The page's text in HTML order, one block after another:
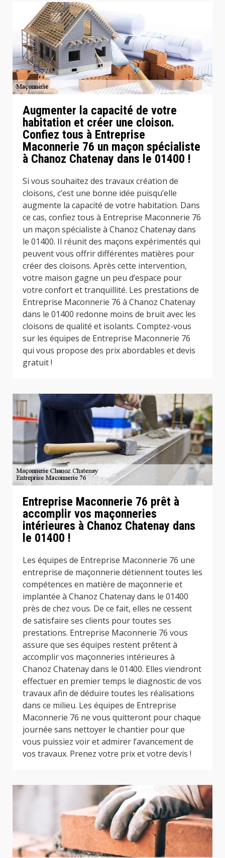
Augmenter la capacité de votre
habitation et créer une cloison.
Confiez tous à Entreprise
Maconnerie 76 un maçon spécialiste
à Chanoz Chatenay dans le 01400 !
Si vous souhaitez des travaux création de
cloisons, c’est une bonne idée puisqu’elle
augmente la capacité de votre habitation. Dans
ce cas, confiez tous à Entreprise Maconnerie 76
un maçon spécialiste à Chanoz Chatenay dans
le 01400. Il réunit des maçons expérimentés qui
peuvent vous offrir différentes matières pour
créer des cloisons. Après cette intervention,
votre maison gagne un peu d’espace pour
votre confort et tranquillité. Les prestations de
Entreprise Maconnerie 76 à Chanoz Chatenay
dans le 01400 redonne moins de bruit avec les
cloisons de qualité et isolants. Comptez-vous
sur les équipes de Entreprise Maconnerie 76
qui vous propose des prix abordables et devis
gratuit !
Entreprise Maconnerie 76 prêt à
accomplir vos maçonneries
intérieures à Chanoz Chatenay dans
le 01400 !
Les équipes de Entreprise Maconnerie 76 une
entreprise de maçonnerie détiennent toutes les
compétences en matière de maçonnerie et
implantée à Chanoz Chatenay dans le 01400
près de chez vous. De ce fait, elles ne cessent
de satisfaire ses clients pour toutes ses
prestations. Entreprise Maconnerie 76 vous
assure que ses équipes restent prêtent à
accomplir vos maçonneries intérieures à
Chanoz Chatenay dans le 01400. Elles viendront
effectuer en premier temps le diagnostic de vos
travaux afin de déduire toutes les réalisations
dans ce milieu. Les équipes de Entreprise
Maconnerie 76 ne vous quitteront pour chaque
journée sans nettoyer le chantier pour que
vous puissiez voir et admirer l’avancement de
vos travaux. Prenez votre prix et votre devis !